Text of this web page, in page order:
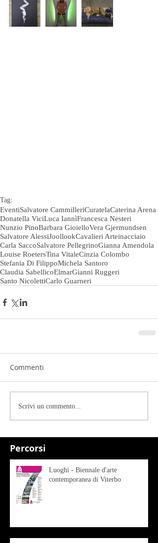
Percorsi
Tag:
EventiSalvatore CammilleriCuratelaCaterina Arena
Donatella ViciLuca IannìFrancesca Nesteri
Nunzio PinoBarbara GioielloVera Gjermundsen
Salvatore AlessiJoollookCavalieri Arteinacciaio
Carla SaccoSalvatore PellegrinoGianna Amendola
Louise RoetersTina VitaleCinzia Colombo
Stefania Di FilippoMichela Santoro
Claudia SabellicoElmarGianni Ruggeri
Santo NicolettiCarlo Guarneri
Commenti
Scrivi un commento...
Luoghi - Biennale d'arte
contemporanea di Viterbo